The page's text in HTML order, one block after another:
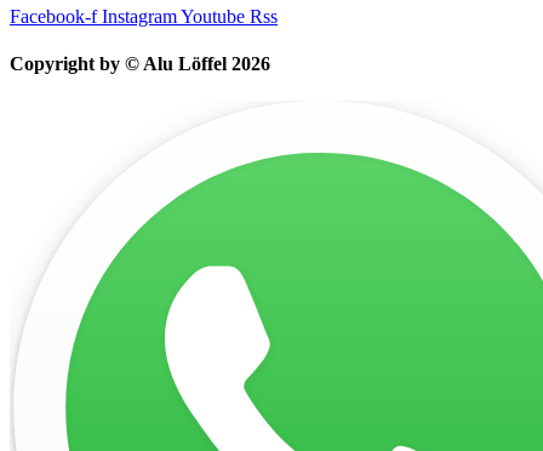
Facebook-f InstagramYoutube Rss
Copyright by © Alu Löffel 2026